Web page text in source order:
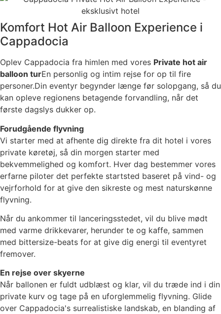
Komfort Hot Air Balloon Experience i
Cappadocia
Oplev Cappadocia fra himlen med vores Private hot air
balloon turEn personlig og intim rejse for op til fire
personer.Din eventyr begynder længe før solopgang, så du
kan opleve regionens betagende forvandling, når det
første dagslys dukker op.
Forudgående flyvning
Vi starter med at afhente dig direkte fra dit hotel i vores
private køretøj, så din morgen starter med
bekvemmelighed og komfort. Hver dag bestemmer vores
erfarne piloter det perfekte startsted baseret på vind- og
vejrforhold for at give den sikreste og mest naturskønne
flyvning.
Når du ankommer til lanceringsstedet, vil du blive mødt
med varme drikkevarer, herunder te og kaffe, sammen
med bittersize-beats for at give dig energi til eventyret
fremover.
En rejse over skyerne
Når ballonen er fuldt udblæst og klar, vil du træde ind i din
private kurv og tage på en uforglemmelig flyvning. Glide
over Cappadocia's surrealistiske landskab, en blanding af